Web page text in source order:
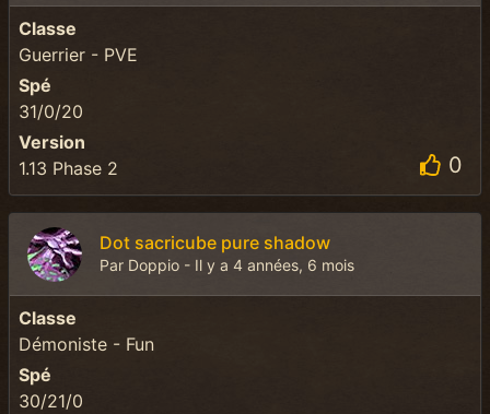
Classe
Guerrier - PVE
Spé
31/0/20
Version
1.13 Phase 2
0
Dot sacricube pure shadow
Par Doppio - Il y a 4 années, 6 mois
Classe
Démoniste - Fun
Spé
30/21/0